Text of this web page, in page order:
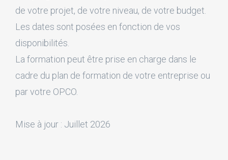
de votre projet, de votre niveau, de votre budget.
Les dates sont posées en fonction de vos
disponibilités.
La formation peut être prise en charge dans le
cadre du plan de formation de votre entreprise ou
par votre OPCO.
Mise à jour : Juillet 2026